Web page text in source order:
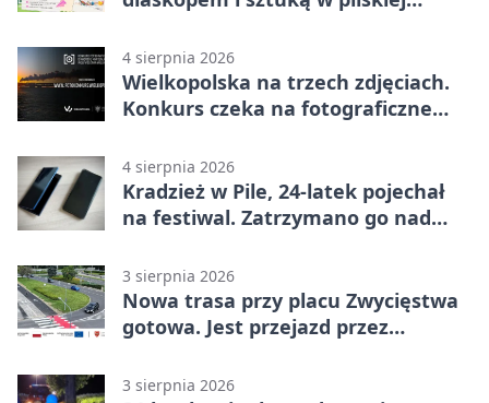
4 sierpnia 2026
Wielkopolska na trzech zdjęciach.
Konkurs czeka na fotograficzne
4 sierpnia 2026
Kradzież w Pile, 24-latek pojechał
na festiwal. Zatrzymano go nad
3 sierpnia 2026
Nowa trasa przy placu Zwycięstwa
gotowa. Jest przejazd przez
3 sierpnia 2026